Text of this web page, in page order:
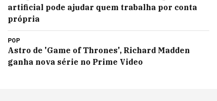
artificial pode ajudar quem trabalha por conta
própria
POP
Astro de 'Game of Thrones', Richard Madden
ganha nova série no Prime Video